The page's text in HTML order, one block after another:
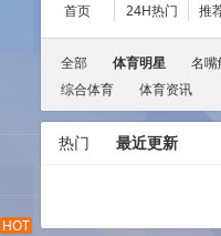
HOT
首页 24H热门 推
全部 体育明星 名嘴
综合体育
体育资讯
热门 最近更新